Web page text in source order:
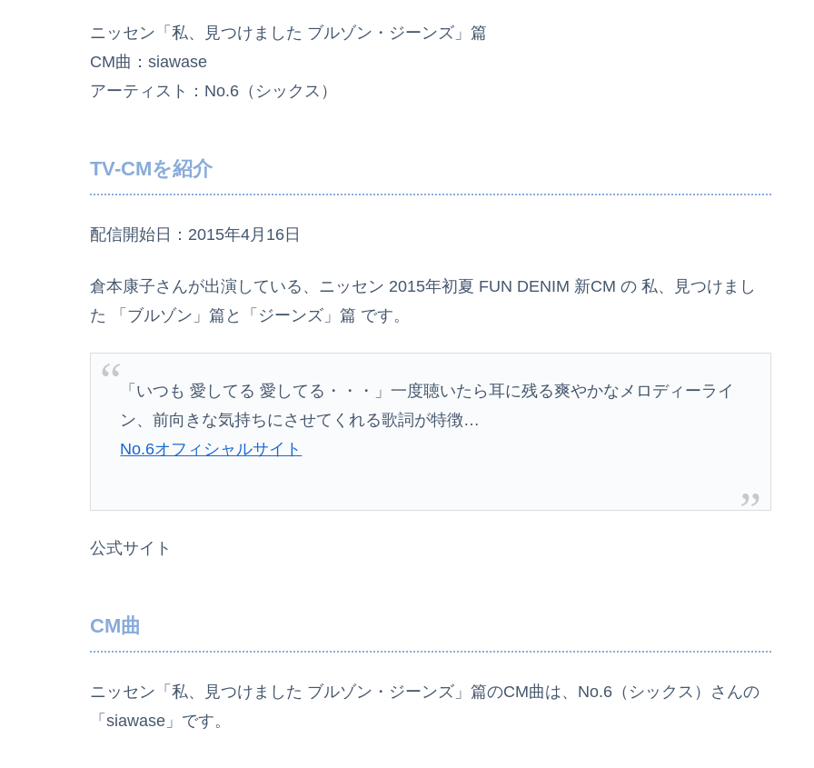
ニッセン「私、見つけました ブルゾン・ジーンズ」篇
CM曲：siawase
アーティスト：No.6（シックス）
TV-CMを紹介
配信開始日：2015年4月16日
倉本康子さんが出演している、ニッセン 2015年初夏 FUN DENIM 新CM の 私、見つけまし
た 「ブルゾン」篇と「ジーンズ」篇 です。
「いつも 愛してる 愛してる・・・」一度聴いたら耳に残る爽やかなメロディーライ
ン、前向きな気持ちにさせてくれる歌詞が特徴…
No.6オフィシャルサイト
公式サイト
CM曲
ニッセン「私、見つけました ブルゾン・ジーンズ」篇のCM曲は、No.6（シックス）さんの
「siawase」です。